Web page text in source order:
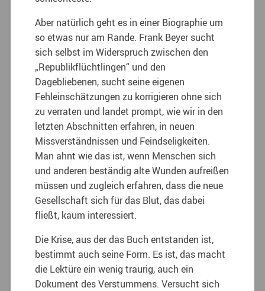
Aber natürlich geht es in einer Biographie um
so etwas nur am Rande. Frank Beyer sucht
sich selbst im Widerspruch zwischen den
„Republikflüchtlingen“ und den
Dagebliebenen, sucht seine eigenen
Fehleinschätzungen zu korrigieren ohne sich
zu verraten und landet prompt, wie wir in den
letzten Abschnitten erfahren, in neuen
Missverständnissen und Feindseligkeiten.
Man ahnt wie das ist, wenn Menschen sich
und anderen beständig alte Wunden aufreißen
müssen und zugleich erfahren, dass die neue
Gesellschaft sich für das Blut, das dabei
fließt, kaum interessiert.
Die Krise, aus der das Buch entstanden ist,
bestimmt auch seine Form. Es ist, das macht
die Lektüre ein wenig traurig, auch ein
Dokument des Verstummens. Versucht sich